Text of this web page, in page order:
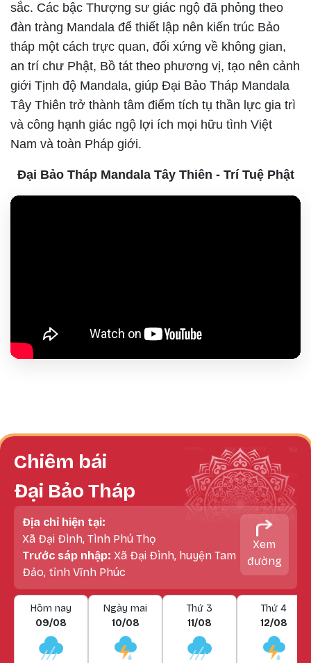
sắc. Các bậc Thượng sư giác ngộ đã phỏng theo
đàn tràng Mandala để thiết lập nên kiến trúc Bảo
tháp một cách trực quan, đối xứng về không gian,
an trí chư Phật, Bồ tát theo phương vị, tạo nên cảnh
giới Tịnh độ Mandala, giúp Đại Bảo Tháp Mandala
Tây Thiên trở thành tâm điểm tích tụ thần lực gia trì
và công hạnh giác ngộ lợi ích mọi hữu tình Việt
Nam và toàn Pháp giới.
Đại Bảo Tháp Mandala Tây Thiên - Trí Tuệ Phật
Chiêm bái
Đại Bảo Tháp
Địa chỉ hiện tại:
Xã Đại Đình, Tình Phú Thọ
Trước sáp nhập: Xã Đại Đình, huyện Tam
Đảo, tỉnh Vĩnh Phúc
Xem
đường
Hôm nay
09/08
Ngày mai
10/08
Thứ 3
11/08
Thứ 4
12/08